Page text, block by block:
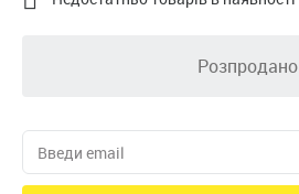
Розпродано